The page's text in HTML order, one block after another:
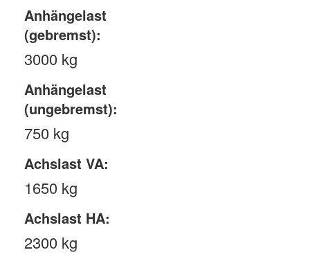
Anhängelast
(gebremst):
3000 kg
Anhängelast
(ungebremst):
750 kg
Achslast VA:
1650 kg
Achslast HA:
2300 kg